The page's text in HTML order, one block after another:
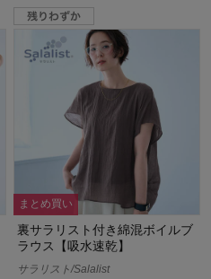
まとめ買い
裏サラリスト付き綿混ボイルブ
ラウス【吸水速乾】
サラリスト/Salalist